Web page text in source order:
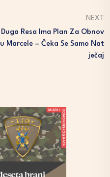
NEXT
Duga Resa Ima Plan Za Obnov
U Marcele – Čeka Se Samo Nat
Ječaj